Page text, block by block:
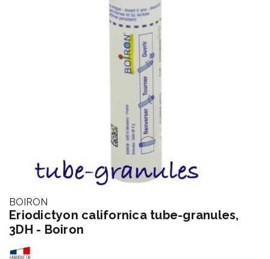
BOIRON
Eriodictyon californica tube-granules,
3DH - Boiron